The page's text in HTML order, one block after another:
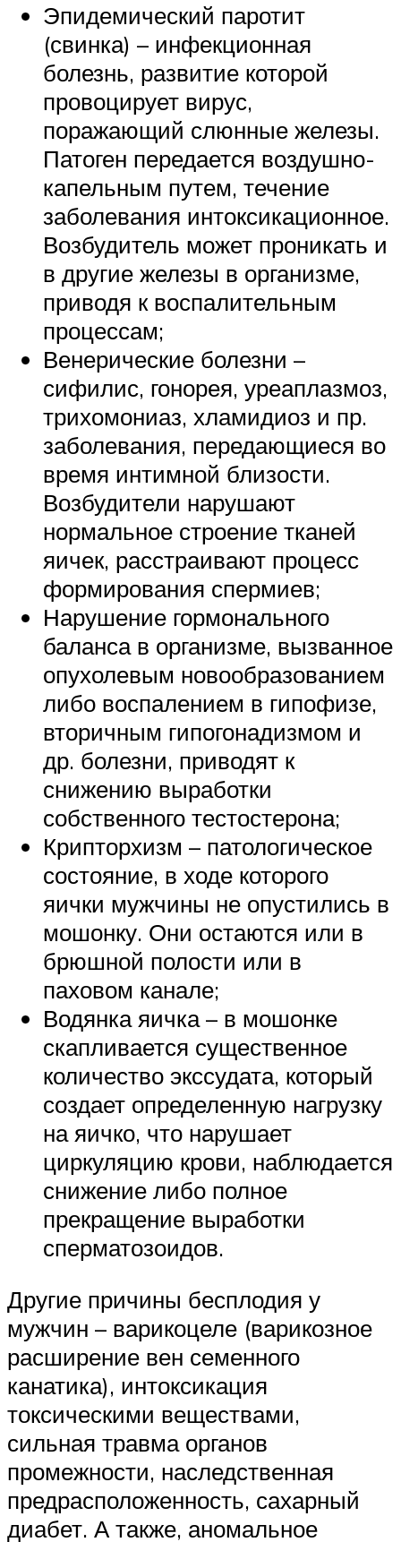
Эпидемический паротит
(свинка) – инфекционная
болезнь, развитие которой
провоцирует вирус,
поражающий слюнные железы.
Патоген передается воздушно-
капельным путем, течение
заболевания интоксикационное.
Возбудитель может проникать и
в другие железы в организме,
приводя к воспалительным
процессам;
Венерические болезни –
сифилис, гонорея, уреаплазмоз,
трихомониаз, хламидиоз и пр.
заболевания, передающиеся во
время интимной близости.
Возбудители нарушают
нормальное строение тканей
яичек, расстраивают процесс
формирования спермиев;
Нарушение гормонального
баланса в организме, вызванное
опухолевым новообразованием
либо воспалением в гипофизе,
вторичным гипогонадизмом и
др. болезни, приводят к
снижению выработки
собственного тестостерона;
Крипторхизм – патологическое
состояние, в ходе которого
яички мужчины не опустились в
мошонку. Они остаются или в
брюшной полости или в
паховом канале;
Водянка яичка – в мошонке
скапливается существенное
количество экссудата, который
создает определенную нагрузку
на яичко, что нарушает
циркуляцию крови, наблюдается
снижение либо полное
прекращение выработки
сперматозоидов.
Другие причины бесплодия у
мужчин – варикоцеле (варикозное
расширение вен семенного
канатика), интоксикация
токсическими веществами,
сильная травма органов
промежности, наследственная
предрасположенность, сахарный
диабет. А также, аномальное